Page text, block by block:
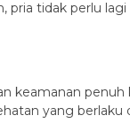
tidak perlu
keamanan
yang berlaku